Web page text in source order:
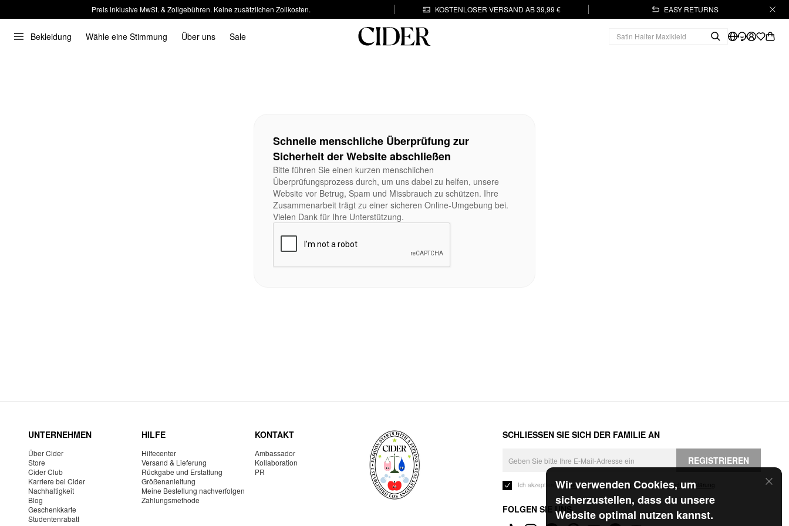
Preis inklusive MwSt. & Zollgebühren. Keine zusätzlichen Zollkosten. KOSTENLOSER VERSAND AB 39,99 € EASY RETURNS
Bekleidung Wähle eine Stimmung Über uns Sale
Wir verwenden Cookies, um
sicherzustellen, dass du unsere
Website optimal nutzen kannst.
Schnelle menschliche Überprüfung zur
Sicherheit der Website abschließen
Bitte führen Sie einen kurzen menschlichen
Überprüfungsprozess durch, um uns dabei zu helfen, unsere
Website vor Betrug, Spam und Missbrauch zu schützen. Ihre
Zusammenarbeit trägt zu einer sicheren Online-Umgebung bei.
Vielen Dank für Ihre Unterstützung.
UNTERNEHMEN
Über Cider
Store
Cider Club
Karriere bei Cider
Nachhaltigkeit
Blog
Geschenkkarte
Studentenrabatt
HILFE
Hilfecenter
Versand & Lieferung
Rückgabe und Erstattung
Größenanleitung
Meine Bestellung nachverfolgen
Zahlungsmethode
KONTAKT
Ambassador
Kollaboration
PR
SCHLIESSEN SIE SICH DER FAMILIE AN
REGISTRIEREN
Ich akzeptiere dieGeschäftsbedingungen und die Datenschutzerklärung
FOLGEN SIE UNS